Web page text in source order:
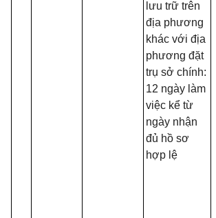
lưu trữ trên
địa phương
khác với địa
phương đặt
trụ sở chính:
12 ngày làm
việc kể từ
ngày nhận
đủ hồ sơ
hợp lệ